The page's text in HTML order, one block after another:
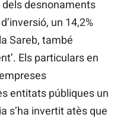
dels desnonaments
un 14,2%
Sareb, també
Els particulars en
entitats públiques un
s’ha invertit atès que